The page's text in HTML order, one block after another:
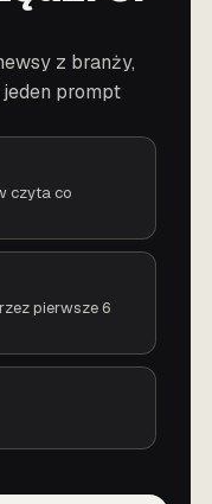
z branży,
prompt
czyta co
pierwsze 6